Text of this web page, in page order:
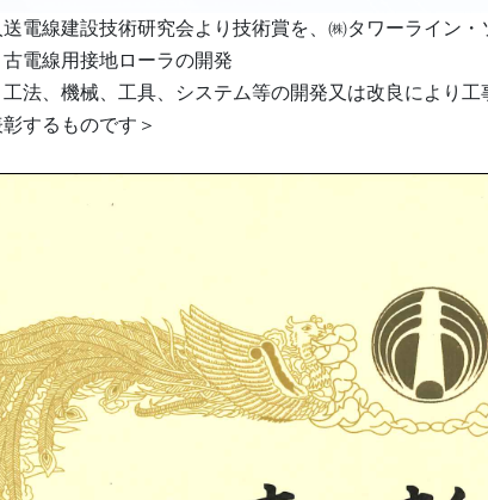
電線建設技術研究会より技術賞を、㈱タワーライン
電線用接地ローラの開発
工法、機械、工具、システム等の開発又は改良により
するものです＞